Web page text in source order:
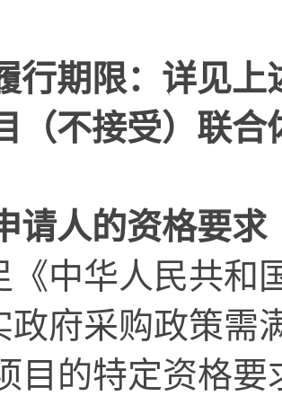
行期限：详见上
（不接受）联合
请人的资格要求
《中华人民共和
政府采购政策需
目的特定资格要